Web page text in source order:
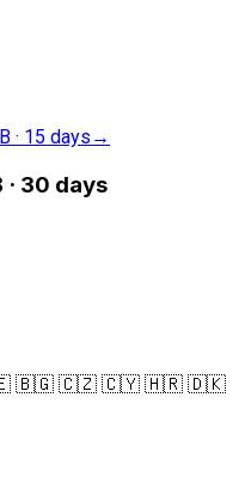
· 15 days →
· 30 days
🇧🇬 🇨🇿 🇨🇾 🇭🇷 🇩🇰